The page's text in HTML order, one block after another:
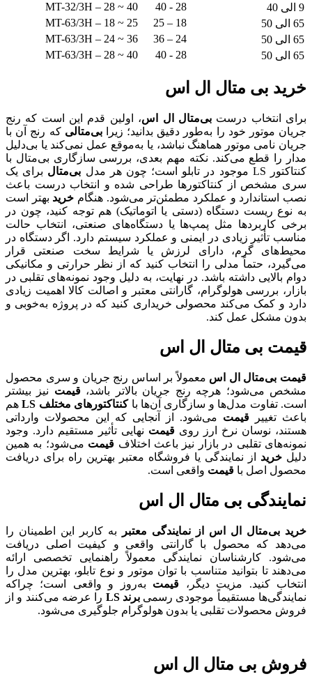
9 الی 40
28 - 40
MT-32/3H – 28 ~ 40
65 الی 50
18 – 25
MT-63/3H – 18 ~ 25
65 الی 50
24 – 36
MT-63/3H – 24 ~ 36
65 الی 50
28 - 40
MT-63/3H – 28 ~ 40
خرید بی متال ال اس
برای انتخاب درستبی‌متال ال اس، اولین قدم این است که رنج
جریان موتور خود را به‌طور دقیق بدانید؛ زیرابی‌متالی که رنج آن با
جریان نامی موتور هماهنگ نباشد، یا به‌موقع عمل نمی‌کند یا بی‌دلیل
مدار را قطع می‌کند. نکته مهم بعدی، بررسی سازگاری بی‌متال با
کنتاکتور LS موجود در تابلو است؛ چون هر مدل
بی‌متال برای یک
سری مشخص از کنتاکتورها طراحی شده و انتخاب درست باعث
نصب استاندارد و عملکرد مطمئن‌تر می‌شود. هنگام خرید بهتر است
به نوع ریست دستگاه (دستی یا اتوماتیک) هم توجه کنید، چون در
برخی کاربردها مثل پمپ‌ها یا دستگاه‌های صنعتی، انتخاب حالت
مناسب تأثیر زیادی در ایمنی و عملکرد سیستم دارد. اگر دستگاه در
محیط‌های گرم، دارای لرزش یا شرایط سخت صنعتی قرار
می‌گیرد، حتماً مدلی را انتخاب کنید که از نظر حرارتی و مکانیکی
دوام بالایی داشته باشد. در نهایت، به دلیل وجود نمونه‌های تقلبی در
بازار، بررسی هولوگرام، گارانتی معتبر و اصالت کالا اهمیت زیادی
دارد و کمک می‌کند محصولی خریداری کنید که در پروژه به‌خوبی و
بدون مشکل عمل کند.
قیمت بی متال ال اس
قیمت بی‌متال ال اس معمولاً بر اساس رنج جریان و سری محصول
مشخص می‌شود؛ هرچه رنج جریان بالاتر باشد،قیمت نیز بیشتر
است. تفاوت مدل‌ها و سازگاری آن‌ها باکنتاکتورهای مختلف LS
هم
باعث تغییر قیمت می‌شود. از آنجایی که این محصولات وارداتی
هستند، نوسان نرخ ارز روی قیمت نهایی تأثیر مستقیم دارد. وجود
نمونه‌های تقلبی در بازار نیز باعث اختلاف قیمت می‌شود؛ به همین
دلیل خرید از نمایندگی یا فروشگاه معتبر بهترین راه برای دریافت
محصول اصل با قیمت واقعی است.
نمایندگی بی متال ال اس
خرید بی‌متال ال اس از نمایندگی معتبر
به کاربر این اطمینان را
می‌دهد که محصول با گارانتی واقعی و کیفیت اصلی دریافت
می‌شود. کارشناسان نمایندگی معمولاً راهنمایی تخصصی ارائه
می‌دهند تا بتوانید متناسب با توان موتور و نوع تابلو، بهترین مدل را
انتخاب کنید. مزیت دیگر، قیمت به‌روز و واقعی است؛ چراکه
نمایندگی‌ها مستقیماً موجودی رسمیبرند LS
را عرضه می‌کنند و از
فروش محصولات تقلبی یا بدون هولوگرام جلوگیری می‌شود.
فروش بی متال ال اس